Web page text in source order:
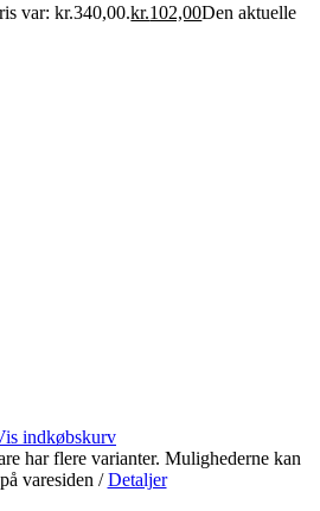
var: kr.340,00.kr.102,00Den aktuelle
indkøbskurv
har flere varianter. Mulighederne kan
varesiden / Detaljer